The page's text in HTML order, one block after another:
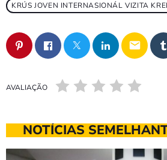
KRÚS JOVEN INTERNASIONÁL VIZITA
email
AVALIAÇÃO
NOTÍCIAS